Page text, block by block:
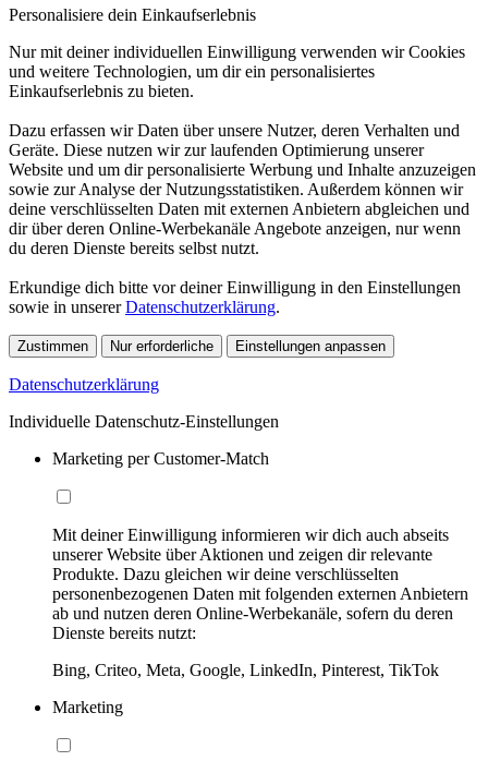
Personalisiere dein Einkaufserlebnis
Nur mit deiner individuellen Einwilligung verwenden wir Cookies
und weitere Technologien, um dir ein personalisiertes
Einkaufserlebnis zu bieten.
Dazu erfassen wir Daten über unsere Nutzer, deren Verhalten und
Geräte. Diese nutzen wir zur laufenden Optimierung unserer
Website und um dir personalisierte Werbung und Inhalte anzuzeigen
sowie zur Analyse der Nutzungsstatistiken. Außerdem können wir
deine verschlüsselten Daten mit externen Anbietern abgleichen und
dir über deren Online-Werbekanäle Angebote anzeigen, nur wenn
du deren Dienste bereits selbst nutzt.
Erkundige dich bitte vor deiner Einwilligung in den Einstellungen
sowie in unsererDatenschutzerklärung.
Zustimmen Nur erforderliche Einstellungen anpassen
Datenschutzerklärung
Individuelle Datenschutz-Einstellungen
Marketing per Customer-Match
Mit deiner Einwilligung informieren wir dich auch abseits
unserer Website über Aktionen und zeigen dir relevante
Produkte. Dazu gleichen wir deine verschlüsselten
personenbezogenen Daten mit folgenden externen Anbietern
ab und nutzen deren Online-Werbekanäle, sofern du deren
Dienste bereits nutzt:
Bing, Criteo, Meta, Google, LinkedIn, Pinterest, TikTok
Marketing